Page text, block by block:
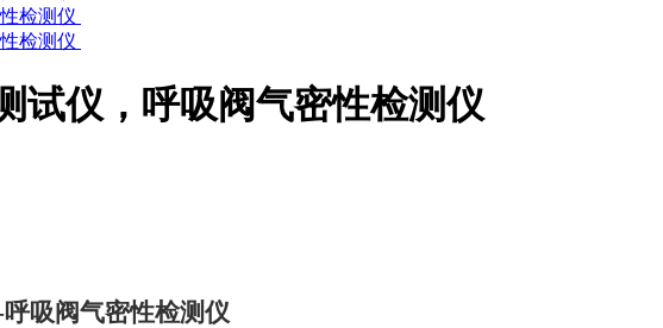
试仪，呼吸阀气密性检测仪
呼吸阀气密性检测仪